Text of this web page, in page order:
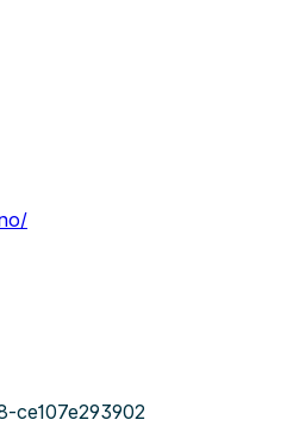
ce107e293902